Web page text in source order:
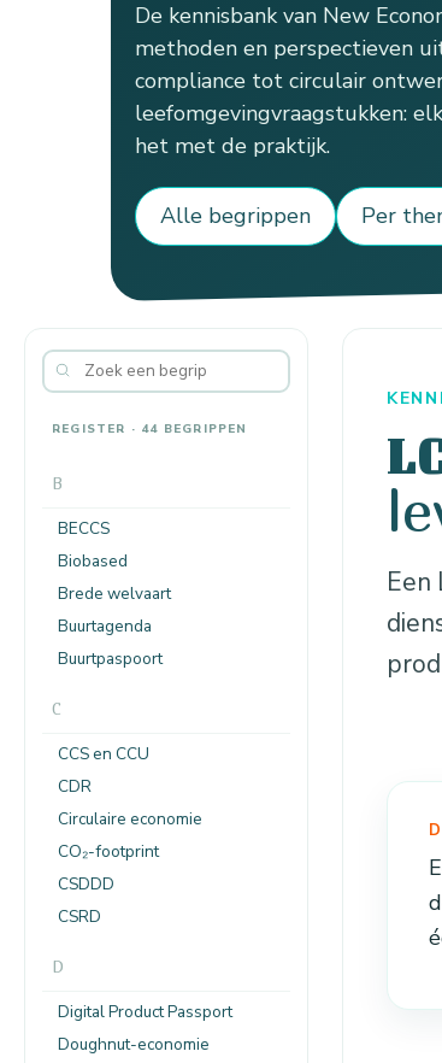
De kennisbank van New
methoden en perspectieven
compliance tot circulair
leefomgevingvraagstukken:
het met de praktijk.
Alle begrippen Per
REGISTER · 44 BEGRIPPEN
B
BECCS
Biobased
Brede welvaart
Buurtagenda
Buurtpaspoort
C
CCS en CCU
CDR
Circulaire economie
CO₂-footprint
CSDDD
CSRD
D
Digital Product Passport
Doughnut-economie
Een